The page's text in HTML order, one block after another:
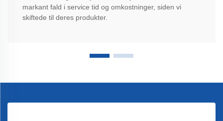
markant fald i service tid og omkostninger, siden vi
skiftede til deres produkter.